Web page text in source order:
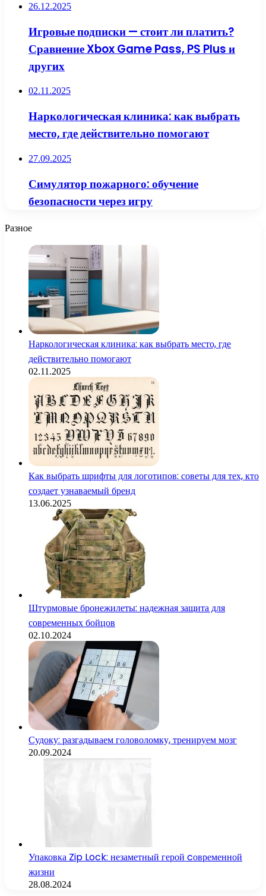
26.12.2025
Игровые подписки — стоит ли платить?
Сравнение Xbox Game Pass, PS Plus и
других
02.11.2025
Наркологическая клиника: как выбрать
место, где действительно помогают
27.09.2025
Симулятор пожарного: обучение
безопасности через игру
Разное
Наркологическая клиника: как выбрать место, где
действительно помогают
02.11.2025
Как выбрать шрифты для логотипов: советы для тех, кто
создает узнаваемый бренд
13.06.2025
Штурмовые бронежилеты: надежная защита для
современных бойцов
02.10.2024
Судоку: разгадываем головоломку, тренируем мозг
20.09.2024
Упаковка Zip Lock: незаметный герой cовременной
жизни
28.08.2024